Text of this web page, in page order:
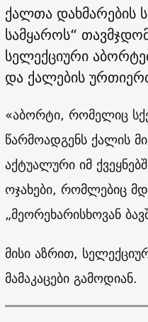
ქალთა დახმარების
სამყაროს“
სელექციური
და ქალების
«აბორტი, რომელიც
წარმოადგენს ქალის
აქტუალური იმ
ოჯახები, რომლებიც
„მეორეხარისხოვან
მისი აზრით,
მამაკაცები გამოდიან.